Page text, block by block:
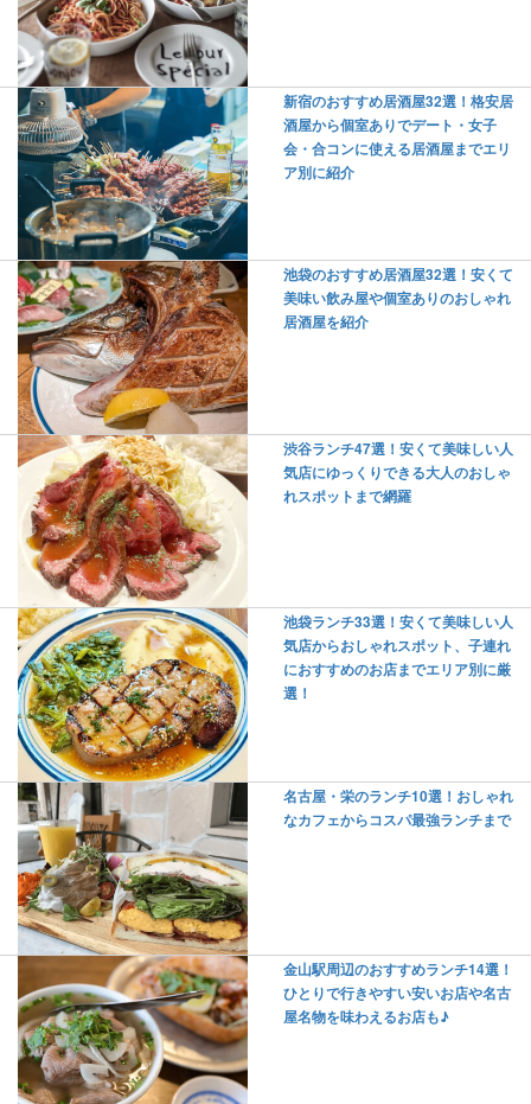
新宿のおすすめ居酒屋32選！格安居
酒屋から個室ありでデート・女子
会・合コンに使える居酒屋までエリ
ア別に紹介
池袋のおすすめ居酒屋32選！安くて
美味い飲み屋や個室ありのおしゃれ
居酒屋を紹介
渋谷ランチ47選！安くて美味しい人
気店にゆっくりできる大人のおしゃ
れスポットまで網羅
池袋ランチ33選！安くて美味しい人
気店からおしゃれスポット、子連れ
におすすめのお店までエリア別に厳
選！
名古屋・栄のランチ10選！おしゃれ
なカフェからコスパ最強ランチまで
金山駅周辺のおすすめランチ14選！
ひとりで行きやすい安いお店や名古
屋名物を味わえるお店も♪